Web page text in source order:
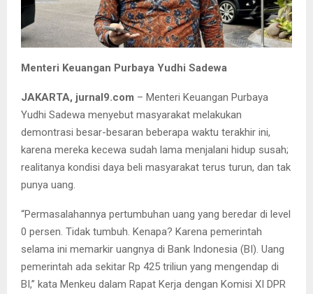
Menteri Keuangan Purbaya Yudhi Sadewa
JAKARTA, jurnal9.com – Menteri Keuangan Purbaya
Yudhi Sadewa menyebut masyarakat melakukan
demontrasi besar-besaran beberapa waktu terakhir ini,
karena mereka kecewa sudah lama menjalani hidup susah;
realitanya kondisi daya beli masyarakat terus turun, dan tak
punya uang.
“Permasalahannya pertumbuhan uang yang beredar di level
0 persen. Tidak tumbuh. Kenapa? Karena pemerintah
selama ini memarkir uangnya di Bank Indonesia (BI). Uang
pemerintah ada sekitar Rp 425 triliun yang mengendap di
BI,” kata Menkeu dalam Rapat Kerja dengan Komisi XI DPR